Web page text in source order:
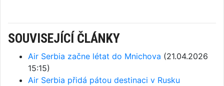
SOUVISEJÍCÍ ČLÁNKY
Air Serbia začne létat do Mnichova (21.04.2026
15:15)
Air Serbia přidá pátou destinaci v Rusku